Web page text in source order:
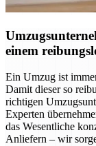
einem
Ein Umzug ist
Damit dieser so
richtigen
Experten
das Wesentliche
Anliefern – wir